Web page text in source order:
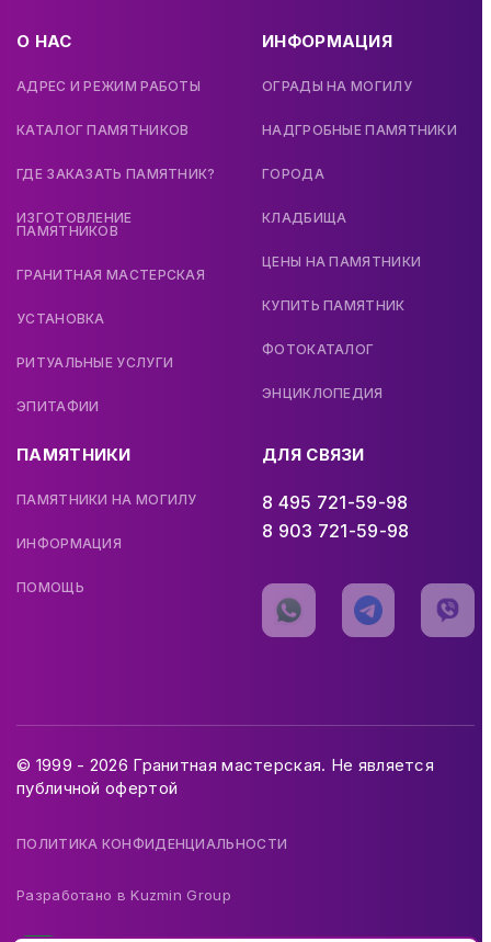
О НАС
АДРЕС И РЕЖИМ РАБОТЫ
КАТАЛОГ ПАМЯТНИКОВ
ГДЕ ЗАКАЗАТЬ ПАМЯТНИК?
ИЗГОТОВЛЕНИЕ
ПАМЯТНИКОВ
ГРАНИТНАЯ МАСТЕРСКАЯ
УСТАНОВКА
РИТУАЛЬНЫЕ УСЛУГИ
ЭПИТАФИИ
ИНФОРМАЦИЯ
ОГРАДЫ НА МОГИЛУ
НАДГРОБНЫЕ ПАМЯТНИКИ
ГОРОДА
КЛАДБИЩА
ЦЕНЫ НА ПАМЯТНИКИ
КУПИТЬ ПАМЯТНИК
ФОТОКАТАЛОГ
ЭНЦИКЛОПЕДИЯ
ПАМЯТНИКИ
ПАМЯТНИКИ НА МОГИЛУ
ИНФОРМАЦИЯ
ПОМОЩЬ
ДЛЯ СВЯЗИ
8 495 721-59-98
8 903 721-59-98
© 1999 - 2026 Гранитная мастерская. Не является
публичной офертой
ПОЛИТИКА КОНФИДЕНЦИАЛЬНОСТИ
Разработано вKuzmin Group